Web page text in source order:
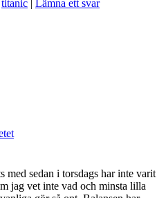
titanic Lämna ett svar
med sedan i torsdags har inte varit
jag vet inte vad och minsta lilla